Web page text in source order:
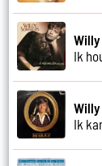
Ik
Ik